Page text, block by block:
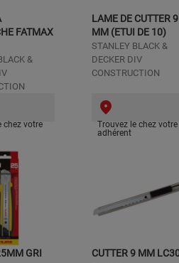
FATMAX
&
chez votre
LAME DE CUTTER 9
MM (ETUI DE 10)
STANLEY BLACK &
DECKER DIV
CONSTRUCTION
Trouvez le chez votre
adhérent
GRI
CUTTER 9 MM